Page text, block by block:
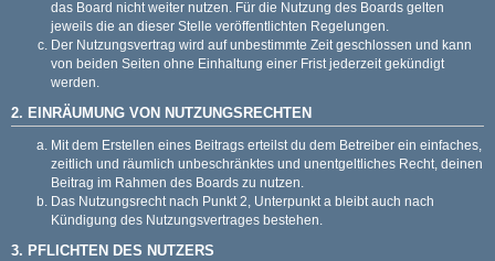
das Board nicht weiter nutzen. Für die Nutzung des Boards gelten
jeweils die an dieser Stelle veröffentlichten Regelungen.
Der Nutzungsvertrag wird auf unbestimmte Zeit geschlossen und kann
von beiden Seiten ohne Einhaltung einer Frist jederzeit gekündigt
werden.
2. EINRÄUMUNG VON NUTZUNGSRECHTEN
Mit dem Erstellen eines Beitrags erteilst du dem Betreiber ein einfaches,
zeitlich und räumlich unbeschränktes und unentgeltliches Recht, deinen
Beitrag im Rahmen des Boards zu nutzen.
Das Nutzungsrecht nach Punkt 2, Unterpunkt a bleibt auch nach
Kündigung des Nutzungsvertrages bestehen.
3. PFLICHTEN DES NUTZERS